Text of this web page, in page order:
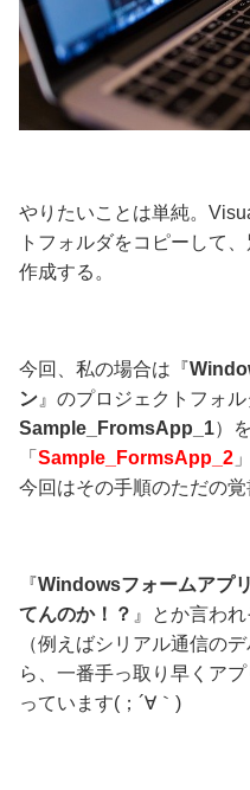
やりたいことは単純。
トフォルダをコピーして
作成する。
今回、私の場合は『
ン』のプロジェクトフォル
Sample_FromsApp_1）
「 Sample_FormsApp_2
今回はその手順のただの覚
『Windowsフォームアプ
てんのか！？ 』とか言わ
（例えばシリアル通信の
ら、一番手っ取り早くア
っています(；´∀｀)